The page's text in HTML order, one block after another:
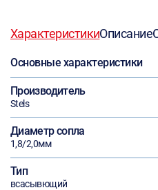
ХарактеристикиОписание
Основные характеристики
Производитель
Stels
Диаметр сопла
1,8/2,0мм
Тип
всасывющий